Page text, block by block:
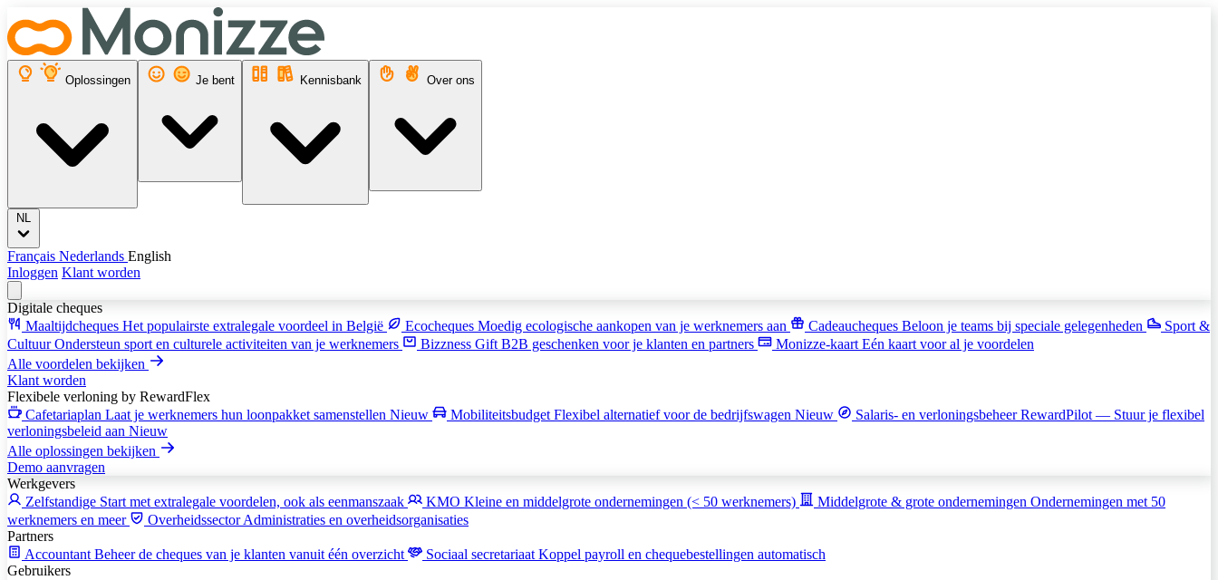
Oplossingen Je bent Kennisbank Over ons
Français Nederlands English
Inloggen Klant worden
Digitale cheques
Maaltijdcheques Het populairste extralegale voordeel in België Ecocheques Moedig ecologische aankopen van je werknemers aan Cadeaucheques Beloon je teams bij speciale gelegenheden
Sport &
CultuurOndersteun sport en culturele activiteiten van je werknemers Bizzness Gift B2B geschenken voor je klanten en partners Monizze-kaart Eén kaart voor al je voordelen
Alle voordelen bekijken
Klant worden
Flexibele verloning by RewardFlex
Cafetariaplan Laat je werknemers hun loonpakket samenstellen Nieuw Mobiliteitsbudget Flexibel alternatief voor de bedrijfswagen Nieuw Salaris- en verloningsbeheerRewardPilot — Stuur je flexibel
verloningsbeleid aan Nieuw
Alle oplossingen bekijken
Demo aanvragen
Werkgevers
Zelfstandige Start met extralegale voordelen, ook als eenmanszaak KMO Kleine en middelgrote ondernemingen (< 50 werknemers) Middelgrote & grote ondernemingen Ondernemingen met 50
werknemers en meer
OverheidssectorAdministraties en overheidsorganisaties
Partners
Accountant Beheer de cheques van je klanten vanuit één overzicht Sociaal secretariaat Koppel payroll en chequebestellingen automatisch
Gebruikers